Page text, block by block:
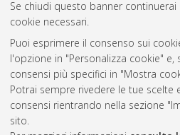
Se chiudi questo banner continuerai
cookie necessari.
Puoi esprimere il consenso sui
l'opzione in "Personalizza cookie"
consensi più specifici in "Mostra
Potrai sempre rivedere le tue scelte
consensi rientrando nella sezione
sito.
Atom
Rss 1.0
Rss 2.0